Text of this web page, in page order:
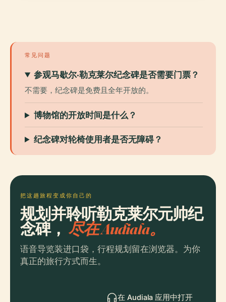
常见问题
参观马歇尔·勒克莱尔纪念碑是否需要门票？
不需要，纪念碑是免费且全年开放的。
博物馆的开放时间是什么？
纪念碑对轮椅使用者是否无障碍？
把这趟旅程变成你自己的
规划并聆听勒克莱尔元帅纪
念碑， 尽在 Audiala。
语音导览装进口袋，行程规划留在浏览器。为你
真正的旅行方式而生。
在 Audiala 应用中打开